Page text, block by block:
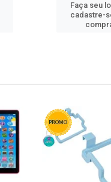
Faça seu
cadastre-